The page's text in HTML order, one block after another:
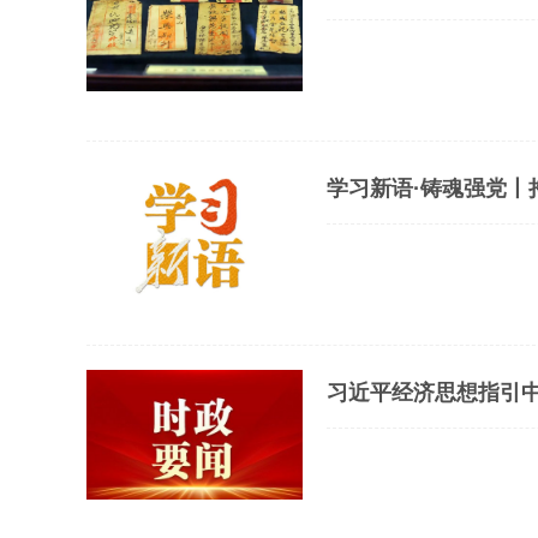
学习新语·铸魂强党
习近平经济思想指引